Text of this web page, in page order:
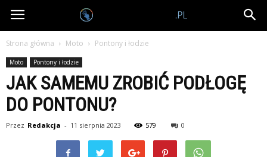
Nagrodobiorcy.pl
Strona główna Moto Pontony i łodzie
Moto Pontony i łodzie
JAK SAMEMU ZROBIĆ PODŁOGĘ
DO PONTONU?
Przez Redakcja - 11 sierpnia 2023 579 0